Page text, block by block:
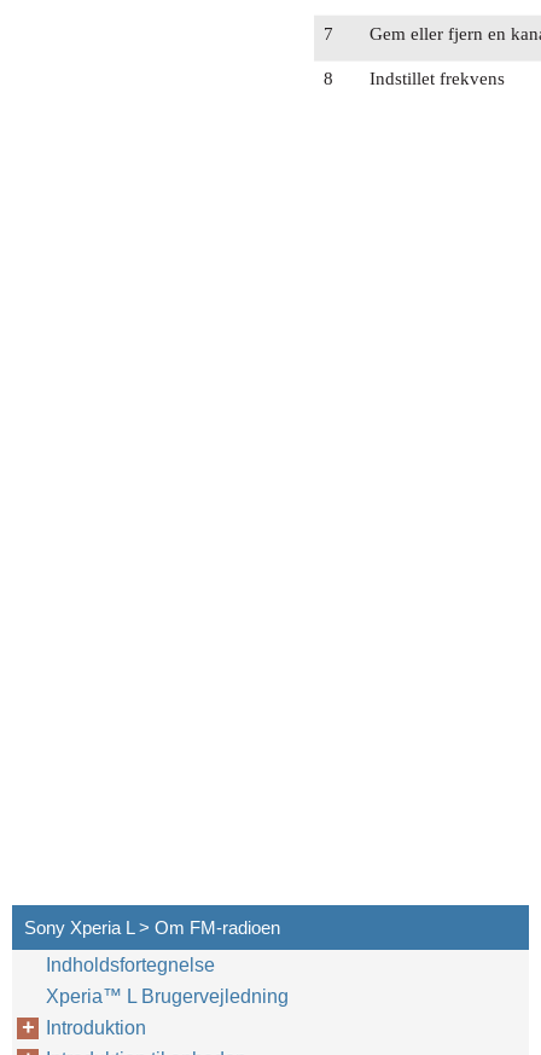
7 Gem eller fjern en
8 Indstillet frekvens
Sony Xperia L > Om FM-radioen
Indholdsfortegnelse
Xperia™‎ L Brugervejledning
Introduktion